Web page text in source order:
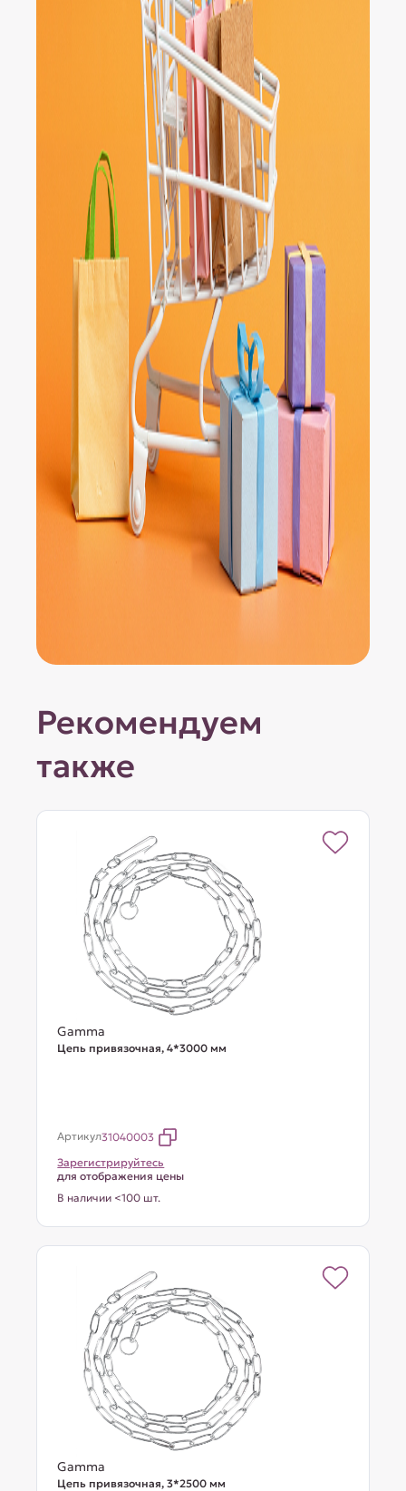
Рекомендуем
также
Gamma
Цепь привязочная, 4*3000 мм
Артикул31040003
Зарегистрируйтесь
для отображения цены
В наличии <100 шт.
Gamma
Цепь привязочная, 3*2500 мм